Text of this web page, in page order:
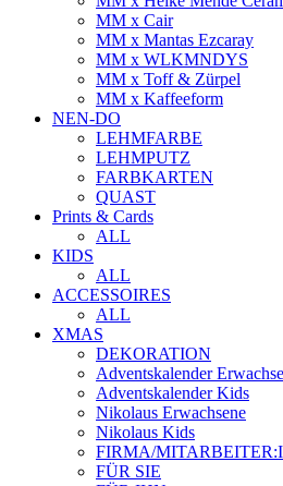
MM x Cair
MM x Mantas Ezcaray
MM x WLKMNDYS
MM x Toff & Zürpel
MM x Kaffeeform
NEN-DO
LEHMFARBE
LEHMPUTZ
FARBKARTEN
QUAST
Prints & Cards
ALL
KIDS
ALL
ACCESSOIRES
ALL
XMAS
DEKORATION
Adventskalender
Adventskalender Kids
Nikolaus Erwachsene
Nikolaus Kids
FIRMA/
FÜR SIE